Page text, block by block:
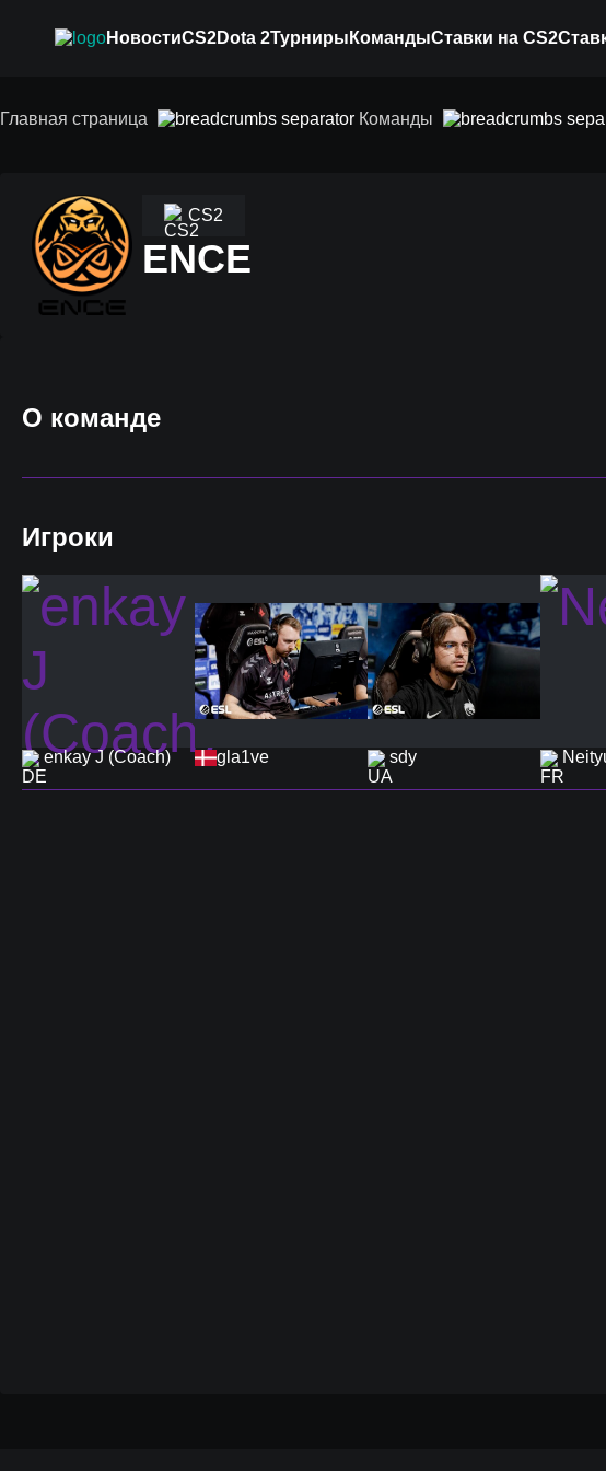
НовостиCS2Dota 2Турниры КомандыСтавки на CS2
Главная страница Команды
CS2
ENCE
О команде
Игроки
enkay J (Coach) gla1ve sdy